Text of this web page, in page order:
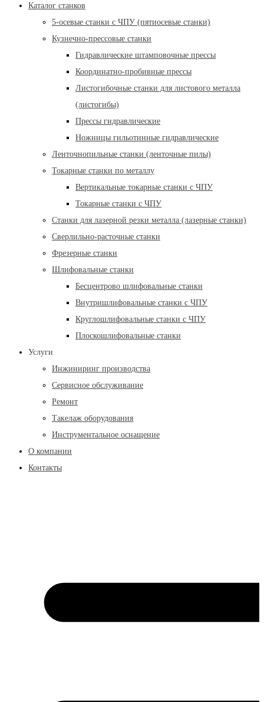
Каталог станков
5-осевые станки с ЧПУ (пятиосевые станки)
Кузнечно-прессовые станки
Гидравлические штамповочные прессы
Координатно-пробивные прессы
Листогибочные станки для листового металла
(листогибы)
Прессы гидравлические
Ножницы гильотинные гидравлические
Ленточнопильные станки (ленточные пилы)
Токарные станки по металлу
Вертикальные токарные станки с ЧПУ
Токарные станки с ЧПУ
Станки для лазерной резки металла (лазерные станки)
Сверлильно-расточные станки
Фрезерные станки
Шлифовальные станки
Бесцентрово шлифовальные станки
Внутришлифовальные станки с ЧПУ
Круглошлифовальные станки с ЧПУ
Плоскошлифовальные станки
Услуги
Инжиниринг производства
Сервисное обслуживание
Ремонт
Такелаж оборудования
Инструментальное оснащение
О компании
Контакты